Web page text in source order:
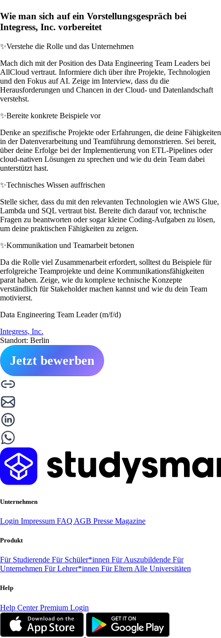
Wie man sich auf ein Vorstellungsgespräch bei
Integress, Inc. vorbereitet
✨Verstehe die Rolle und das Unternehmen
Mach dich mit der Position des Data Engineering Team Leaders bei
AllCloud vertraut. Informiere dich über ihre Projekte, Technologien
und den Fokus auf AI. Zeige im Interview, dass du die
Herausforderungen und Chancen in der Cloud- und Datenlandschaft
verstehst.
✨Bereite konkrete Beispiele vor
Denke an spezifische Projekte oder Erfahrungen, die deine Fähigkeiten
in der Datenverarbeitung und Teamführung demonstrieren. Sei bereit,
über deine Erfolge bei der Implementierung von ETL-Pipelines oder
cloud-nativen Lösungen zu sprechen und wie du dein Team dabei
unterstützt hast.
✨Technisches Wissen auffrischen
Stelle sicher, dass du mit den relevanten Technologien wie AWS Glue,
Lambda und SQL vertraut bist. Bereite dich darauf vor, technische
Fragen zu beantworten oder sogar kleine Coding-Aufgaben zu lösen,
um deine praktischen Fähigkeiten zu zeigen.
✨Kommunikation und Teamarbeit betonen
Da die Rolle viel Zusammenarbeit erfordert, solltest du Beispiele für
erfolgreiche Teamprojekte und deine Kommunikationsfähigkeiten
parat haben. Zeige, wie du komplexe technische Konzepte
verständlich für Stakeholder machen kannst und wie du dein Team
motivierst.
Data Engineering Team Leader (m/f/d)
Integress, Inc.
Standort: Berlin
Jetzt bewerben
Unternehmen
Login Impressum FAQ AGB Presse Magazine
Produkt
Für Studierende Für Schüler*innen Für Auszubildende Für
Unternehmen Für Lehrer*innen Für Eltern Alle Universitäten
Help
Help CenterPremium Login